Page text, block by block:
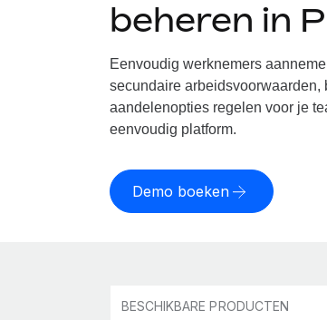
beheren in
Eenvoudig werknemers
secundaire
aandelenopties regelen voor je
eenvoudig platform.
Demo boeken
BESCHIKBARE PRODUCTEN